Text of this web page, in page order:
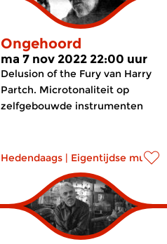
Ongehoord
ma 7 nov 2022 22:00 uur
Delusion of the Fury van Harry
Partch. Microtonaliteit op
zelfgebouwde instrumenten
Hedendaags | Eigentijdse muziek